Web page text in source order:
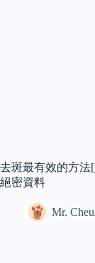
去斑最有效的方法
絕密資料
Mr.